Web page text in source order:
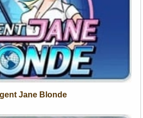
Jane Blonde